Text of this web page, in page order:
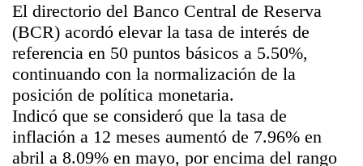
El directorio del Banco Central de Reserva
(BCR) acordó elevar la tasa de interés de
referencia en 50 puntos básicos a 5.50%,
continuando con la normalización de la
posición de política monetaria.
Indicó que se consideró que la tasa de
inflación a 12 meses aumentó de 7.96% en
abril a 8.09% en mayo, por encima del rango
Más Cursos